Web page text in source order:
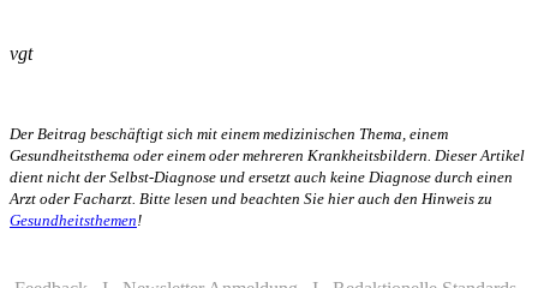
vgt
Der Beitrag beschäftigt sich mit einem medizinischen Thema, einem
Gesundheitsthema oder einem oder mehreren Krankheitsbildern. Dieser Artikel
dient nicht der Selbst-Diagnose und ersetzt auch keine Diagnose durch einen
Arzt oder Facharzt. Bitte lesen und beachten Sie hier auch den Hinweis zu
Gesundheitsthemen!